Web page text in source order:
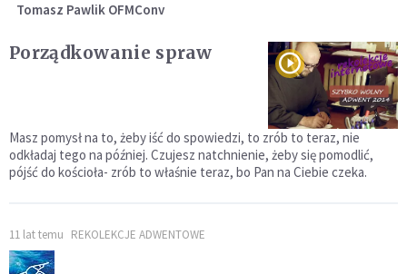
Tomasz Pawlik OFMConv
Porządkowanie spraw
Masz pomysł na to, żeby iść do spowiedzi, to zrób to teraz, nie
odkładaj tego na później. Czujesz natchnienie, żeby się pomodlić,
pójść do kościoła- zrób to właśnie teraz, bo Pan na Ciebie czeka.
11 lat temu REKOLEKCJE ADWENTOWE